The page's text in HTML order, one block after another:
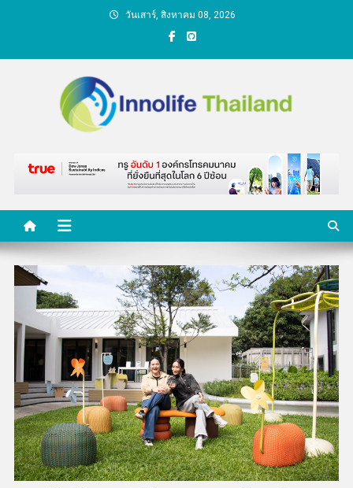
วันเสาร์, สิงหาคม 08, 2026
คนกับความคิด ชีวิตกับ
นวัตกรรม